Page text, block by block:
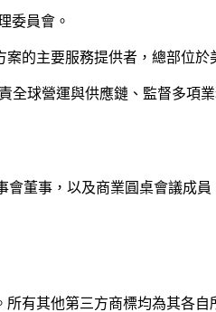
委員會。
的主要服務提供者，總部位於
全球營運與供應鏈、監督多項
會董事，以及商業圓桌會議成員
有其他第三方商標均為其各自